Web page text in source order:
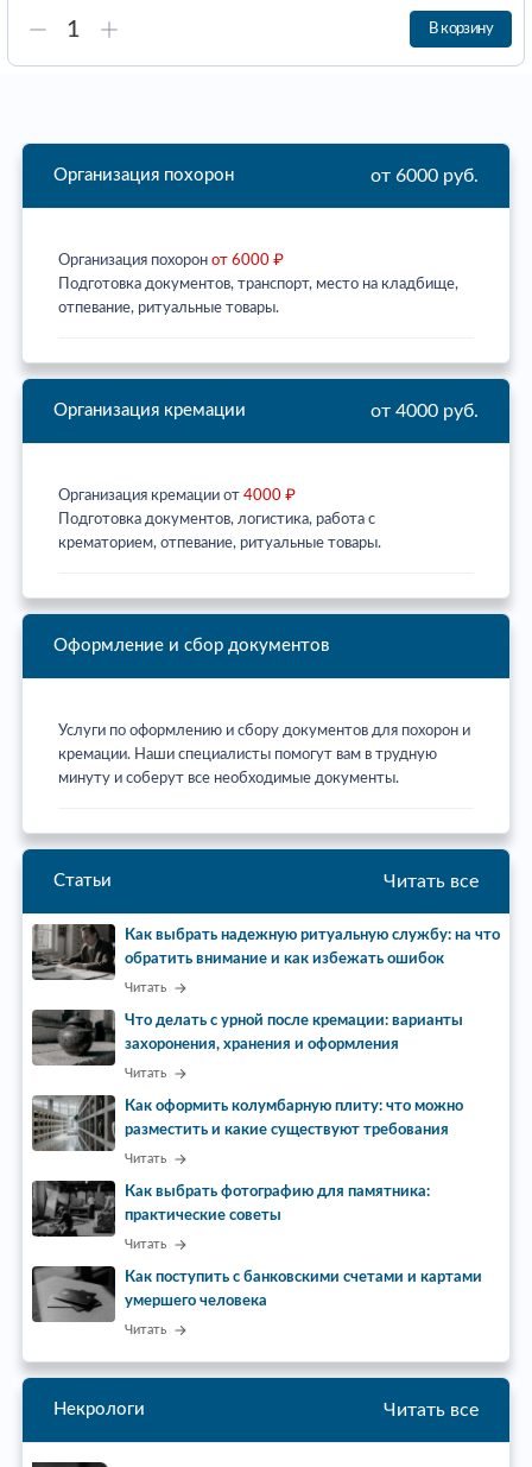
В корзину
Организация похорон от 6000 руб.
Организация похорон от 6000 ₽
Подготовка документов, транспорт, место на кладбище,
отпевание, ритуальные товары.
Организация кремации от 4000 руб.
Организация кремации от 4000 ₽
Подготовка документов, логистика, работа с
крематорием, отпевание, ритуальные товары.
Оформление и сбор документов
Услуги по оформлению и сбору документов для похорон и
кремации. Наши специалисты помогут вам в трудную
минуту и соберут все необходимые документы.
Статьи Читать все
Как выбрать надежную ритуальную службу: на что
обратить внимание и как избежать ошибок
Читать
Что делать с урной после кремации: варианты
захоронения, хранения и оформления
Читать
Как оформить колумбарную плиту: что можно
разместить и какие существуют требования
Читать
Как выбрать фотографию для памятника:
практические советы
Читать
Как поступить с банковскими счетами и картами
умершего человека
Читать
Некрологи Читать все